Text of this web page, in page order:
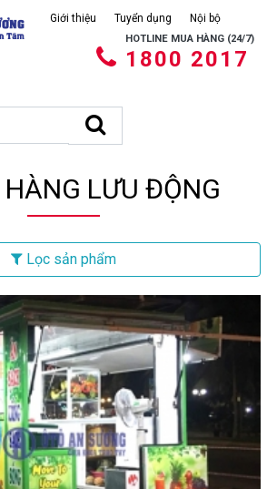
Giới thiệu Tuyển dụng Nội bộ
HOTLINE MUA HÀNG (24/7)
1800 2017
LƯU ĐỘNG
Lọc sản phẩm